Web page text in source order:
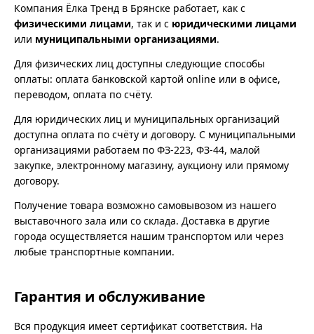
Компания Ёлка Тренд в Брянске работает, как с
физическими лицами, так и с юридическими лицами
или муниципальными организациями.
Для физических лиц доступны следующие способы
оплаты: оплата банковской картой online или в офисе,
переводом, оплата по счёту.
Для юридических лиц и муниципальных организаций
доступна оплата по счёту и договору. С муниципальными
организациями работаем по ФЗ-223, ФЗ-44, малой
закупке, электронному магазину, аукциону или прямому
договору.
Получение товара возможно самовывозом из нашего
выставочного зала или со склада. Доставка в другие
города осуществляется нашим транспортом или через
любые транспортные компании.
Гарантия и обслуживание
Вся продукция имеет сертификат соответствия. На